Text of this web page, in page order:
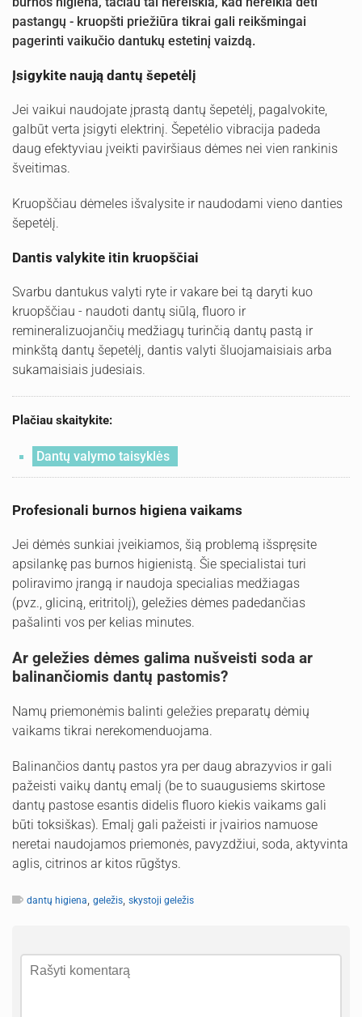
pastangų - kruopšti priežiūra tikrai gali reikšmingai
pagerinti vaikučio dantukų estetinį vaizdą.
Įsigykite naują dantų šepetėlį
Jei vaikui naudojate įprastą dantų šepetėlį, pagalvokite,
galbūt verta įsigyti elektrinį. Šepetėlio vibracija padeda
daug efektyviau įveikti paviršiaus dėmes nei vien rankinis
šveitimas.
Kruopščiau dėmeles išvalysite ir naudodami vieno danties
šepetėlį.
Dantis valykite itin kruopščiai
Svarbu dantukus valyti ryte ir vakare bei tą daryti kuo
kruopščiau - naudoti dantų siūlą, fluoro ir
remineralizuojančių medžiagų turinčią dantų pastą ir
minkštą dantų šepetėlį, dantis valyti šluojamaisiais arba
sukamaisiais judesiais.
Plačiau skaitykite:
Dantų valymo taisyklės
Profesionali burnos higiena vaikams
Jei dėmės sunkiai įveikiamos, šią problemą išspręsite
apsilankę pas burnos higienistą. Šie specialistai turi
poliravimo įrangą ir naudoja specialias medžiagas
(pvz., gliciną, eritritolį), geležies dėmes padedančias
pašalinti vos per kelias minutes.
Ar geležies dėmes galima nušveisti soda ar
balinančiomis dantų pastomis?
Namų priemonėmis balinti geležies preparatų dėmių
vaikams tikrai nerekomenduojama.
Balinančios dantų pastos yra per daug abrazyvios ir gali
pažeisti vaikų dantų emalį (be to suaugusiems skirtose
dantų pastose esantis didelis fluoro kiekis vaikams gali
būti toksiškas). Emalį gali pažeisti ir įvairios namuose
neretai naudojamos priemonės, pavyzdžiui, soda, aktyvinta
aglis, citrinos ar kitos rūgštys.
dantų higiena, geležis, skystoji geležis